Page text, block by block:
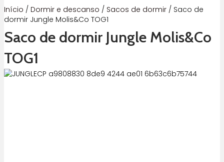
Início / Dormir e descanso / Sacos de dormir / Saco de
dormir Jungle Molis&Co TOG1
Saco de dormir Jungle Molis&Co
TOG1